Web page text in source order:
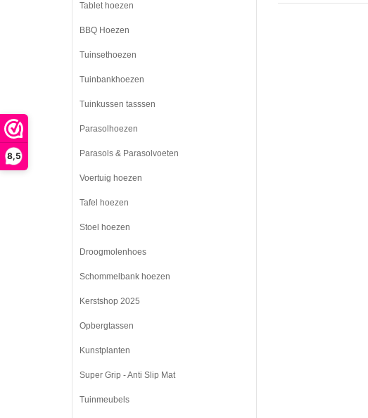
8,5
Tablet hoezen
BBQ Hoezen
Tuinsethoezen
Tuinbankhoezen
Tuinkussen tasssen
Parasolhoezen
Parasols & Parasolvoeten
Voertuig hoezen
Tafel hoezen
Stoel hoezen
Droogmolenhoes
Schommelbank hoezen
Kerstshop 2025
Opbergtassen
Kunstplanten
Super Grip - Anti Slip Mat
Tuinmeubels